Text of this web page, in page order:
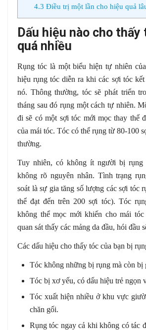
4.3 Điều trị một lần cho hiệu quả
Dấu hiệu nào cho thấy
quá nhiều
Rụng tóc là một biểu hiện tự nhiên
hiệu rụng tóc diễn ra khi các sợi tóc
nó. Thông thường, tóc sẽ phát triển
tháng sau đó rụng một cách tự nhiên.
đi sẽ có một sợi tóc mới mọc thay thế
của mái tóc. Tóc có thể rụng từ 80-100
thường.
Tuy nhiên, có không ít người bị rụng
không rõ nguyên nhân. Tình trạng
soát là sự gia tăng số lượng các sợi tóc
thể đạt đến trên 200 sợi tóc). Tóc
không thể mọc mới khiến cho mái
quan sát thấy các mảng da đầu, hói đầu
Các dấu hiệu cho thấy tóc của bạn bị
Tóc không những bị rụng mà còn bị
Tóc bị xơ yếu, có dấu hiệu trẻ ngọn
Tóc xuất hiện nhiều ở khu vực
chăn gối.
Rụng tóc ngay cả khi không có tác